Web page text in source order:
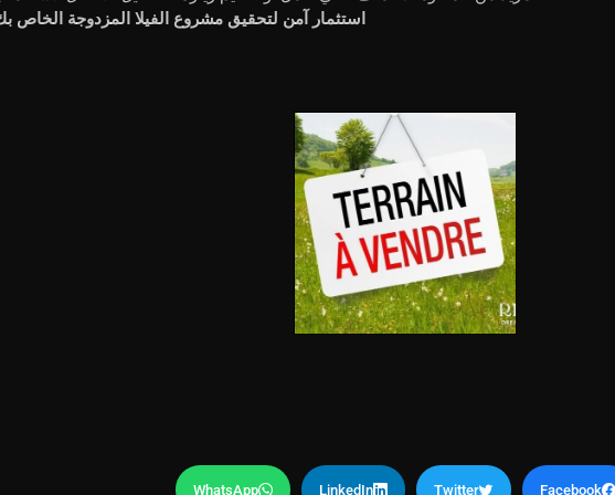
استثمار آمن لتحقيق مشروع الفيلا المزدوجة الخاص
Facebook
Twitter
LinkedIn
WhatsApp